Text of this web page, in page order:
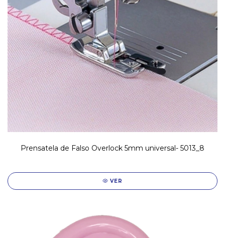
Prensatela de Falso Overlock 5mm universal- 5013_8
VER